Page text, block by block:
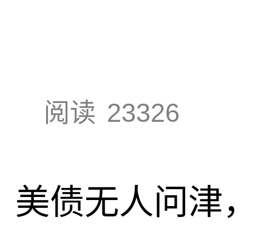
阅读 23326
债无人问津，